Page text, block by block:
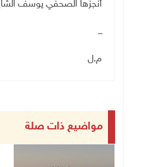
أنجزها الصحفي يوسف
ـــ
م.ل
مواضيع ذات صلة